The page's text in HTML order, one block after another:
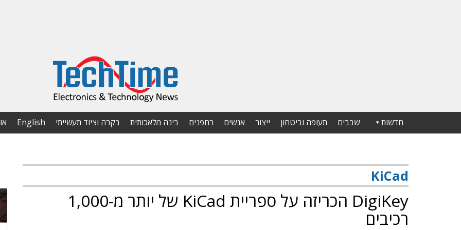
חדשות שבבים תעופה וביטחון ייצור אנשים רחפנים בינה מלאכותית בקרה וציוד תעשייתי English
KiCad
DigiKey הכריזה על ספריית KiCad של יותר מ-1,000
רכיבים